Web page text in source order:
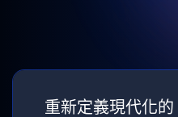
重新定義現代化的